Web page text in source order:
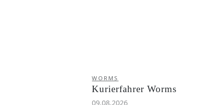
WORMS
Kurierfahrer Worms
09.08.2026